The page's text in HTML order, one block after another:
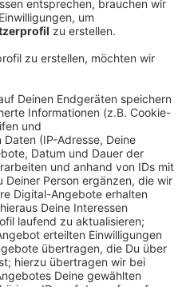
Saison des KFC
startet am 16.
in der Grotenburg. Gegner
und der Anstoß
um 18 Uhr.
am 24. August, steht das
KFC tritt dann beim SV
noch die erste Runde